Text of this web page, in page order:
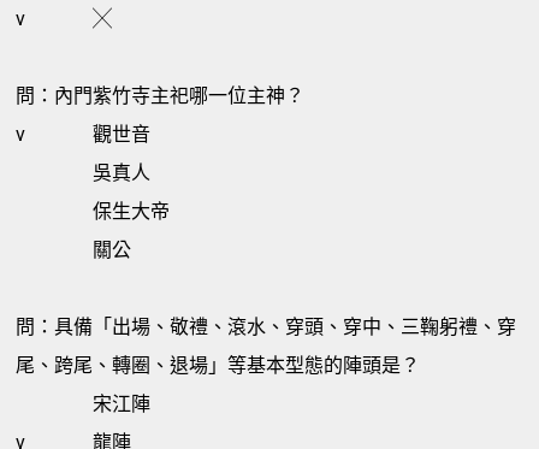
v
╳
問：內門紫竹寺主祀哪一位主神？
v
觀世音
吳真人
保生大帝
關公
問：具備「出場、敬禮、滾水、穿頭、穿中、三鞠躬禮、穿
尾、跨尾、轉圈、退場」等基本型態的陣頭是？
宋江陣
v
龍陣